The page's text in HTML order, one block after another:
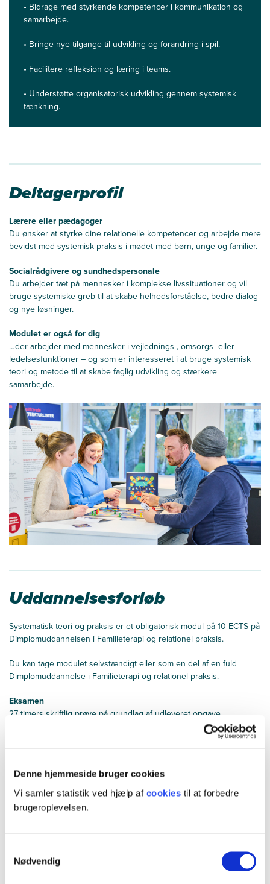
Denne hjemmeside bruger cookies
Vi samler statistik ved hjælp af cookies til at forbedre
brugeroplevelsen.
Nødvendig
• Bidrage med styrkende kompetencer i kommunikation og
samarbejde.
• Bringe nye tilgange til udvikling og forandring i spil.
• Facilitere refleksion og læring i teams.
• Understøtte organisatorisk udvikling gennem systemisk
tænkning.
Deltagerprofil
Lærere eller pædagoger
Du ønsker at styrke dine relationelle kompetencer og arbejde mere
bevidst med systemisk praksis i mødet med børn, unge og familier.
Socialrådgivere og sundhedspersonale
Du arbejder tæt på mennesker i komplekse livssituationer og vil
bruge systemiske greb til at skabe helhedsforståelse, bedre dialog
og nye løsninger.
Modulet er også for dig
…der arbejder med mennesker i vejlednings-, omsorgs- eller
ledelsesfunktioner – og som er interesseret i at bruge systemisk
teori og metode til at skabe faglig udvikling og stærkere
samarbejde.
Uddannelsesforløb
Systematisk teori og praksis er et obligatorisk modul på 10 ECTS på
Dimplomuddannelsen i Familieterapi og relationel praksis.
Du kan tage modulet selvstændigt eller som en del af en fuld
Dimplomuddannelse i Familieterapi og relationel praksis.
Eksamen
27 timers skriftlig prøve på grundlag af udleveret opgave
Fuld diplomuddannelse i familieterapi og relationel praksis
30 ECTS